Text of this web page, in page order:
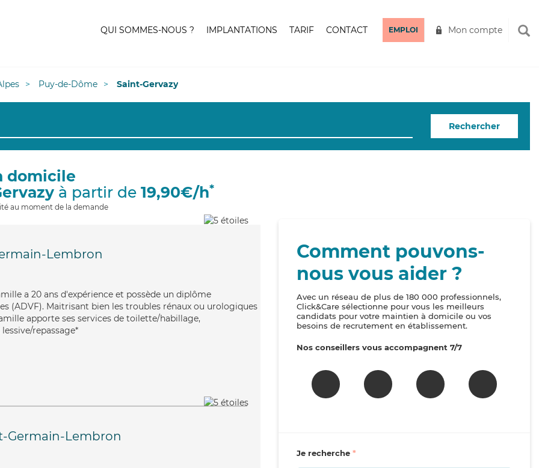
QUI SOMMES-NOUS ? IMPLANTATIONS TARIF CONTACT EMPLOI Mon compte
Puy-de-Dôme Saint-Gervazy
Rechercher
domicile
à partir de 19,90€/h*
au moment de la demande
Lembron
a 20 ans d'expérience et possède un diplôme
(ADVF). Maitrisant bien les troubles rénaux ou urologiques
apporte ses services de toilette/habillage,
repassage*
Germain-Lembron
Comment pouvons-
nous vous aider ?
Avec un réseau de plus de 180 000 professionnels,
Click&Care sélectionne pour vous les meilleurs
candidats pour votre maintien à domicile ou vos
besoins de recrutement en établissement.
Nos conseillers vous accompagnent 7/7
Je recherche